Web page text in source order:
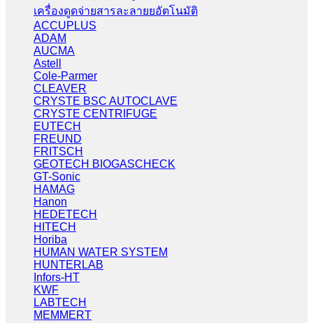
เครื่องดูดจ่ายสารละลายยอัตโนมัติ
ACCUPLUS
ADAM
AUCMA
Astell
Cole-Parmer
CLEAVER
CRYSTE BSC AUTOCLAVE
CRYSTE CENTRIFUGE
EUTECH
FREUND
FRITSCH
GEOTECH BIOGASCHECK
GT-Sonic
HAMAG
Hanon
HEDETECH
HITECH
Horiba
HUMAN WATER SYSTEM
HUNTERLAB
Infors-HT
KWF
LABTECH
MEMMERT